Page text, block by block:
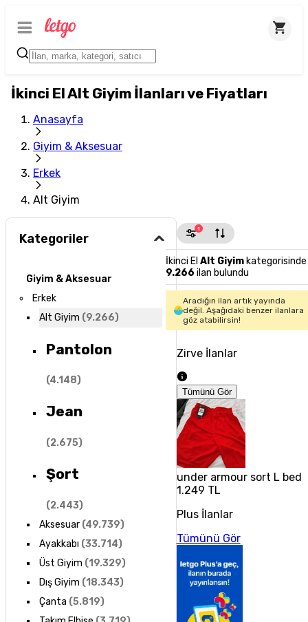
İkinci El Alt Giyim İlanları ve Fiyatları
Anasayfa
Giyim & Aksesuar
Erkek
Alt Giyim
Kategoriler
Giyim & Aksesuar
Erkek
Alt Giyim (9.266)
Pantolon
(4.148)
Jean
(2.675)
Şort
(2.443)
Aksesuar(49.739)
Ayakkabı (33.714)
Üst Giyim (19.329)
Dış Giyim (18.343)
Çanta (5.819)
1
İkinci El Alt Giyimkategorisinde
9.266 ilan bulundu
Aradığın ilan artık yayında
değil. Aşağıdaki benzer ilanlara
göz atabilirsin!
Zirve İlanlar
Tümünü Gör
under armour sort L
1.249 TL
Plus İlanlar
Tümünü Gör